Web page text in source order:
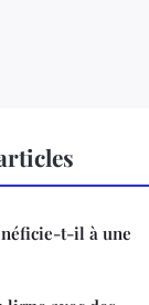
t-il à une